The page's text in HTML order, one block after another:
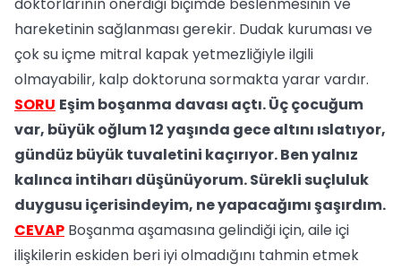
hareketinin sağlanması gerekir. Dudak kuruması ve
çok su içme mitral kapak yetmezliğiyle ilgili
olmayabilir, kalp doktoruna sormakta yarar vardır.
SORU Eşim boşanma davası açtı. Üç çocuğum
var, büyük oğlum 12 yaşında gece altını ıslatıyor,
gündüz büyük tuvaletini kaçırıyor. Ben yalnız
kalınca intiharı düşünüyorum. Sürekli suçluluk
duygusu içerisindeyim, ne yapacağımı şaşırdım.
CEVAP Boşanma aşamasına gelindiği için, aile içi
ilişkilerin eskiden beri iyi olmadığını tahmin etmek